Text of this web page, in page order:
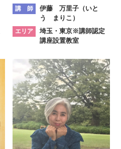
講 師
伊藤 万里子（いと
う まりこ）
エリア
埼玉・東京※講師認定
講座設置教室